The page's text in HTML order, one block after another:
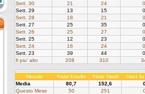
Sett. 30
21 24
0
Sett. 29
13 15
0
Sett. 28
18 21
0
Sett. 27
25 35
0
Sett. 26
25 27
0
Sett. 25
12 23
0
Sett. 24
16 24
0
Sett. 23
39 44
0
Il piu' alto
208 310
Mensile Visite Uniche Visite Totali
Unici In
Media
80,7 152,6
Questo Mese
50 251